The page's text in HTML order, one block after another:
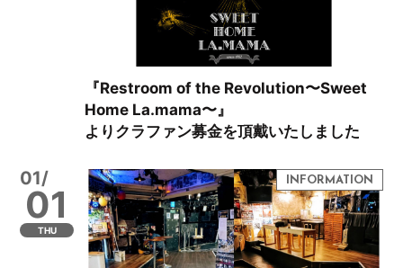
『Restroom of the Revolution〜Sweet
Home La.mama〜』
よりクラファン募金を頂戴いたしました
01/
01
THU